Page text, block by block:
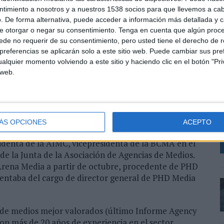
a nosotros y a nuestros 1538 socios para que llevemos a
De forma alternativa, puede acceder a información más detallada y
otorgar o negar su consentimiento. Tenga en cuenta que algún
no requerir de su consentimiento, pero usted tiene el derecho de
se aplicarán solo a este sitio web. Puede cambiar sus
momento volviendo a este sitio y haciendo clic en el botón
OPCIONES ACEPTO
“La apuesta histórica del grupo en toda el área de
pero al igual que otras áreas y alineado con el
de las necesidades de nuestros clientes y
esta área requiere un nuevo planteamiento y
en las de Marga, una de las voces más
temas.”.
por su experiencia y trayectoria profesional
de medios y audiencias. Inició su carrera
agencias de medios como Mindshare y
área de investigación. Ha sido directora de
años y fue nombrada directora general de la
de la AIMC, vicepresidenta de la BCMA en el
la Junta de la Asociación de Agencias de Medios.
Media a partir de octubre, procedente de PHD
del cargo de director general de PHD Media
medios mejor valorados (último Informe Agency